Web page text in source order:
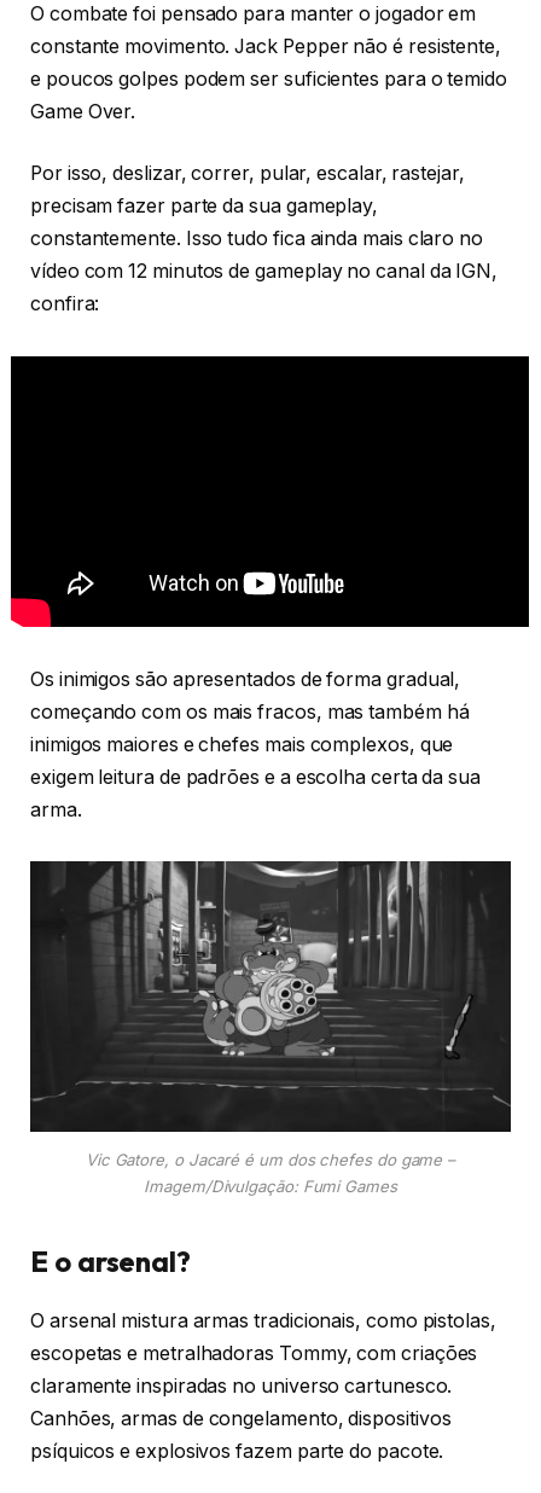
O combate foi pensado para manter o jogador em
constante movimento. Jack Pepper não é resistente,
e poucos golpes podem ser suficientes para o temido
Game Over.
Por isso, deslizar, correr, pular, escalar, rastejar,
precisam fazer parte da sua gameplay,
constantemente. Isso tudo fica ainda mais claro no
vídeo com 12 minutos de gameplay no canal da IGN,
confira:
Os inimigos são apresentados de forma gradual,
começando com os mais fracos, mas também há
inimigos maiores e chefes mais complexos, que
exigem leitura de padrões e a escolha certa da sua
arma.
Vic Gatore, o Jacaré é um dos chefes do game –
Imagem/Divulgação: Fumi Games
E o arsenal?
O arsenal mistura armas tradicionais, como pistolas,
escopetas e metralhadoras Tommy, com criações
claramente inspiradas no universo cartunesco.
Canhões, armas de congelamento, dispositivos
psíquicos e explosivos fazem parte do pacote.